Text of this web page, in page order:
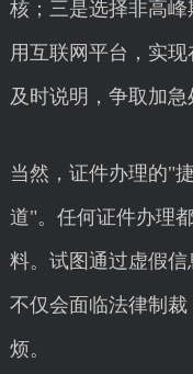
核；三是选择非高
用互联网平台，实
及时说明，争取加急
当然，证件办理的"
道"。任何证件办理
料。试图通过虚假信
不仅会面临法律制
烦。